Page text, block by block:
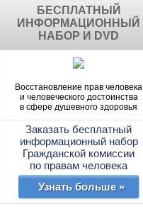
БЕСПЛАТНЫЙ
ИНФОРМАЦИОННЫЙ
НАБОР И DVD
Восстановление прав человека
и человеческого достоинства
в сфере душевного здоровья
Заказать бесплатный
информационный набор
Гражданской комиссии
по правам человека
Узнать больше »